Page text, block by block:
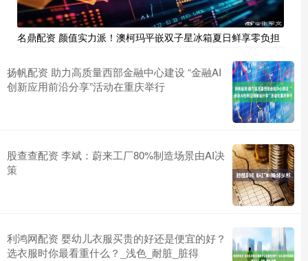
名鼎配资 颜值实力派！澳柯玛平嵌双子星冰箱夏日鲜享零负担
扬帆配资 助力高质量西部金融中心建设 “金融AI
创新应用前沿分享”活动在重庆举行
股查查配资 李斌：蔚来工厂80%制造场景由AI决
策
利鸿网配资 婴幼儿衣服买贵的好还是便宜的好？
选衣服时你最看重什么？_浅色_耐脏_脏得